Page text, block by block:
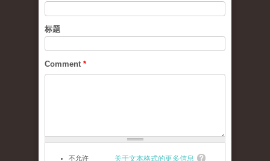
标题
Comment *
关于文本格式的更多信息
不允许